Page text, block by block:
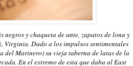
negros y chaqueta de ante, zapatos de lona y
Virginia. Dado a los impulsos sentimentales
del Marinero) su vieja taberna de latas de la
En el extremo de esta que daba al East